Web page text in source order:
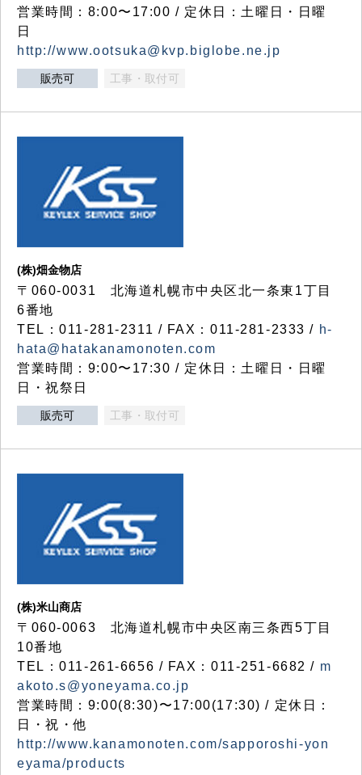
営業時間：8:00〜17:00 / 定休日：土曜日・日曜
日
http://www.ootsuka@kvp.biglobe.ne.jp
販売可 工事・取付可
(株)畑金物店
〒060-0031 北海道札幌市中央区北一条東1丁目
6番地
TEL：011-281-2311 / FAX：011-281-2333 / h-
hata@hatakanamonoten.com
営業時間：9:00〜17:30 / 定休日：土曜日・日曜
日・祝祭日
販売可 工事・取付可
(株)米山商店
〒060-0063 北海道札幌市中央区南三条西5丁目
10番地
TEL：011-261-6656 / FAX：011-251-6682 / m
akoto.s@yoneyama.co.jp
営業時間：9:00(8:30)〜17:00(17:30) / 定休日：
日・祝・他
http://www.kanamonoten.com/sapporoshi-yon
eyama/products